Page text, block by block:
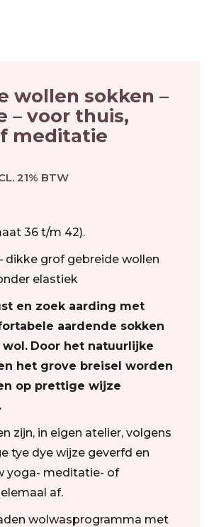
wollen sokken –
– voor thuis,
meditatie
21% BTW
36 t/m 42).
dikke grof gebreide wollen
elastiek
en zoek aarding met
aardende sokken
wol. Door het natuurlijke
het grove breisel worden
op prettige wijze
zijn, in eigen atelier, volgens
tye dye wijze geverfd en
yoga- meditatie- of
af.
wolwasprogramma met